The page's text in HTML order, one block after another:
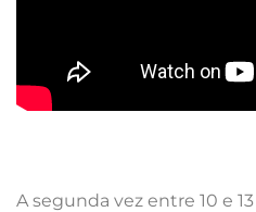
A segunda vez entre 10 e